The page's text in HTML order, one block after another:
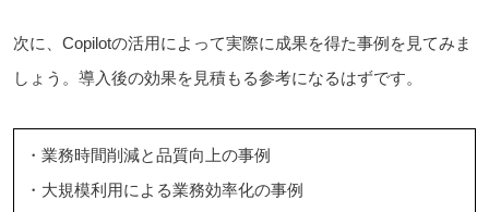
次に、Copilotの活用によって実際に成果を得た事例を見てみま
しょう。導入後の効果を見積もる参考になるはずです。
・業務時間削減と品質向上の事例
・大規模利用による業務効率化の事例